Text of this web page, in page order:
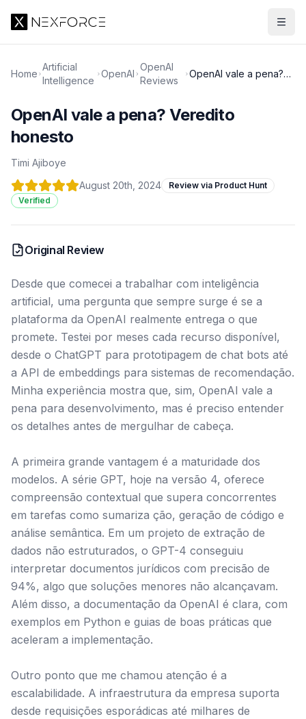
Home
Artificial
Intelligence
OpenAI
OpenAI
Reviews
OpenAI vale a pena?
OpenAI vale a pena? Veredito
honesto
Timi Ajiboye
August 20th, 2024
Review via Product Hunt
Verified
Original Review
Desde que comecei a trabalhar com inteligência
artificial, uma pergunta que sempre surge é se a
plataforma da OpenAI realmente entrega o que
promete. Testei por meses cada recurso disponível,
desde o ChatGPT para prototipagem de chat bots até
a API de embeddings para sistemas de recomendação.
Minha experiência mostra que, sim, OpenAI vale a
pena para desenvolvimento, mas é preciso entender
os detalhes antes de mergulhar de cabeça.
A primeira grande vantagem é a maturidade dos
modelos. A série GPT, hoje na versão 4, oferece
compreensão contextual que supera concorrentes
em tarefas como sumariza ção, geração de código e
análise semântica. Em um projeto de extração de
dados não estruturados, o GPT-4 conseguiu
interpretar documentos jurídicos com precisão de
94%, algo que soluções menores não alcançavam.
Além disso, a documentação da OpenAI é clara, com
exemplos em Python e guias de boas práticas que
aceleram a implementação.
Outro ponto que me chamou atenção é a
escalabilidade. A infraestrutura da empresa suporta
desde requisições esporádicas até milhares de